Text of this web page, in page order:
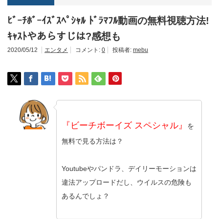
ﾋﾞｰﾁﾎﾞｰｲｽﾞｽﾍﾟｼｬﾙ ﾄﾞﾗﾏﾌﾙ動画の無料視聴方法!
ｷｬｽﾄやあらすじは?感想も
2020/05/12 エンタメ コメント: 0 投稿者: mebu
『ビーチボーイズ スペシャル』
を
無料で見る方法は？
Youtubeやパンドラ、デイリーモーションは
違法アップロードだし、ウイルスの危険も
あるんでしょ？